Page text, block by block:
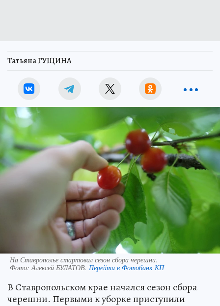
Татьяна ГУЩИНА
На Ставрополье стартовал сезон сбора черешни.
Фото: Алексей БУЛАТОВ. Перейти в Фотобанк КП
В Ставропольском крае начался сезон сбора
черешни. Первыми к уборке приступили